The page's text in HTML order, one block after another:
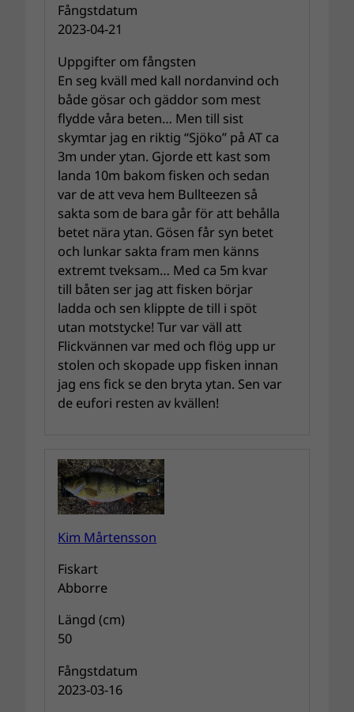
Fångstdatum
2023-04-21
Uppgifter om fångsten
En seg kväll med kall nordanvind och
både gösar och gäddor som mest
flydde våra beten… Men till sist
skymtar jag en riktig “Sjöko” på AT ca
3m under ytan. Gjorde ett kast som
landa 10m bakom fisken och sedan
var de att veva hem Bullteezen så
sakta som de bara går för att behålla
betet nära ytan. Gösen får syn betet
och lunkar sakta fram men känns
extremt tveksam… Med ca 5m kvar
till båten ser jag att fisken börjar
ladda och sen klippte de till i spöt
utan motstycke! Tur var väll att
Flickvännen var med och flög upp ur
stolen och skopade upp fisken innan
jag ens fick se den bryta ytan. Sen var
de eufori resten av kvällen!
Kim Mårtensson
Fiskart
Abborre
Längd (cm)
50
Fångstdatum
2023-03-16